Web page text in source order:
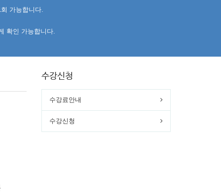
가능합니다.
확인 가능합니다.
수강신청
수강료안내
수강신청